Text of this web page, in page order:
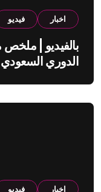
اخبار فيديو
الدوري السعودي
اخبار فيديو